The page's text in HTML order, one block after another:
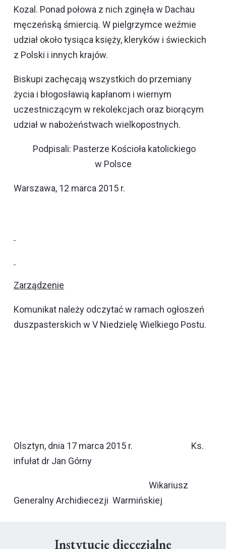
Kozal. Ponad połowa z nich zginęła w Dachau
męczeńską śmiercią. W pielgrzymce weźmie
udział około tysiąca księży, kleryków i świeckich
z Polski i innych krajów.
Biskupi zachęcają wszystkich do przemiany
życia i błogosławią kapłanom i wiernym
uczestniczącym w rekolekcjach oraz biorącym
udział w nabożeństwach wielkopostnych.
Podpisali: Pasterze Kościoła katolickiego
w Polsce
Warszawa, 12 marca 2015 r.
Zarządzenie
Komunikat należy odczytać w ramach ogłoszeń
duszpasterskich w V Niedzielę Wielkiego Postu.
Olsztyn, dnia 17 marca 2015 r. Ks.
infułat dr Jan Górny
Wikariusz
Generalny Archidiecezji Warmińskiej
Instytucje diecezjalne